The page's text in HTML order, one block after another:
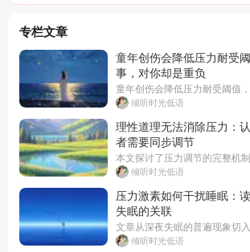
专栏文章
童年创伤会降低压力耐受
事，对你却是重负
童年创伤会降低压力耐受阈值
倾听时光低语
理性道理无法消除压力：
者需要同步调节
本文探讨了压力调节的完整机
倾听时光低语
压力激素如何干扰睡眠：
失眠的关联
文章从深夜失眠的普遍现象切
倾听时光低语